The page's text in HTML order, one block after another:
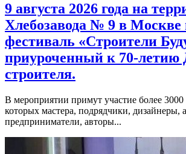
9 августа 2026 года на
Хлебозавода № 9 в Москве
фестиваль «Строители
приуроченный к 70-летию
строителя.
В мероприятии примут участие более 3000
которых мастера, подрядчики, дизайнеры,
предприниматели, авторы...